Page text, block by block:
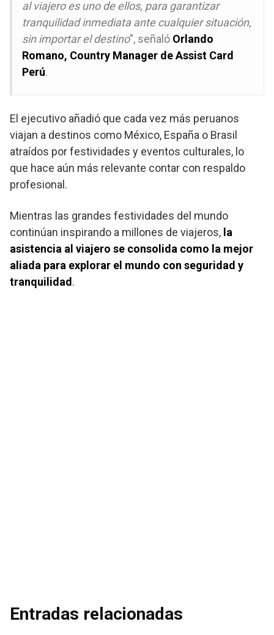
al viajero es uno de ellos, para garantizar
tranquilidad inmediata ante cualquier situación,
sin importar el destino”, señaló Orlando
Romano, Country Manager de Assist Card
Perú.
El ejecutivo añadió que cada vez más peruanos
viajan a destinos como México, España o Brasil
atraídos por festividades y eventos culturales, lo
que hace aún más relevante contar con respaldo
profesional.
Mientras las grandes festividades del mundo
continúan inspirando a millones de viajeros, la
asistencia al viajero se consolida como la mejor
aliada para explorar el mundo con seguridad y
tranquilidad .
Entradas relacionadas